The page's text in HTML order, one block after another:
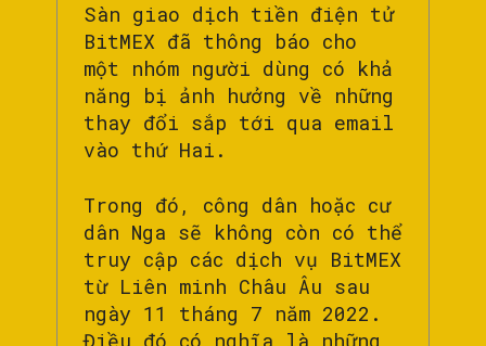
Sàn giao dịch tiền điện tử
BitMEX đã thông báo cho
một nhóm người dùng có khả
năng bị ảnh hưởng về những
thay đổi sắp tới qua email
vào thứ Hai.
Trong đó, công dân hoặc cư
dân Nga sẽ không còn có thể
truy cập các dịch vụ BitMEX
từ Liên minh Châu Âu sau
ngày 11 tháng 7 năm 2022.